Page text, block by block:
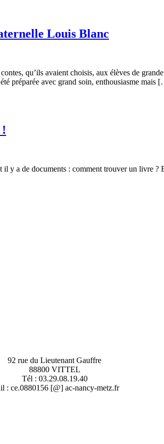
Louis Blanc
qu’ils avaient choisis, aux élèves de
préparée avec grand soin, enthousiasme mais
y a de documents : comment trouver un livre
92 rue du Lieutenant Gauffre
88800 VITTEL
Tél : 03.29.08.19.40
: ce.0880156 [@] ac-nancy-metz.fr